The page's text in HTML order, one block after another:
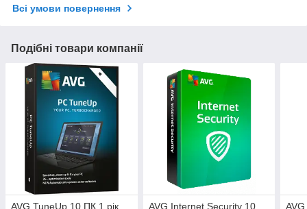
Всі умови повернення
Подібні товари компанії
AVG TuneUp 10 ПК 1 рік AVG Internet Security 10